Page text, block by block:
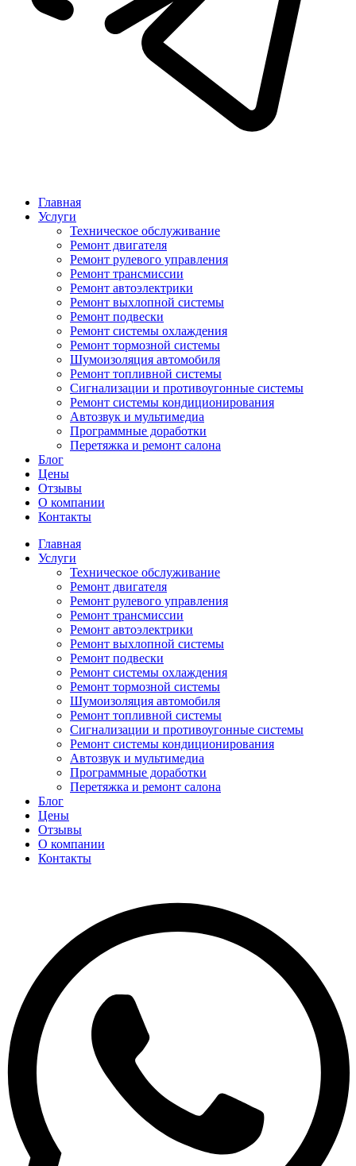
Главная
Услуги
Техническое обслуживание
Ремонт двигателя
Ремонт рулевого управления
Ремонт трансмиссии
Ремонт автоэлектрики
Ремонт выхлопной системы
Ремонт подвески
Ремонт системы охлаждения
Ремонт тормозной системы
Шумоизоляция автомобиля
Ремонт топливной системы
Сигнализации и противоугонные системы
Ремонт системы кондиционирования
Автозвук и мультимедиа
Программные доработки
Перетяжка и ремонт салона
Блог
Цены
Отзывы
О компании
Контакты
Главная
Услуги
Техническое обслуживание
Ремонт двигателя
Ремонт рулевого управления
Ремонт трансмиссии
Ремонт автоэлектрики
Ремонт выхлопной системы
Ремонт подвески
Ремонт системы охлаждения
Ремонт тормозной системы
Шумоизоляция автомобиля
Ремонт топливной системы
Сигнализации и противоугонные системы
Ремонт системы кондиционирования
Автозвук и мультимедиа
Программные доработки
Перетяжка и ремонт салона
Блог
Цены
Отзывы
О компании
Контакты